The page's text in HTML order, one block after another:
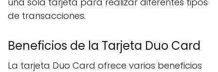
de transacciones.
Beneficios de la Tarjeta Duo Card
La tarjeta Duo Card ofrece varios beneficios